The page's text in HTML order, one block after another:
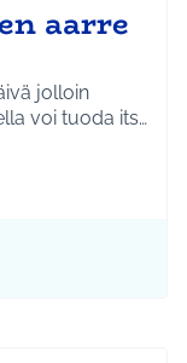
aarre
jolloin
voi tuoda its…
Ympäristö